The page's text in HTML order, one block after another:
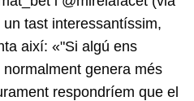
tast interessantíssim,
així: «"Si algú ens
genera més
respondríem que el